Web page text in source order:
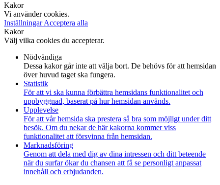
Kakor
Vi använder cookies.
InställningarAcceptera alla
Kakor
Välj vilka cookies du accepterar.
Nödvändiga
Dessa kakor går inte att välja bort. De behövs för att hemsidan
över huvud taget ska fungera.
Statistik
För att vi ska kunna förbättra hemsidans funktionalitet och
uppbyggnad, baserat på hur hemsidan används.
Upplevelse
För att vår hemsida ska prestera så bra som möjligt under ditt
besök. Om du nekar de här kakorna kommer viss
funktionalitet att försvinna från hemsidan.
Marknadsföring
Genom att dela med dig av dina intressen och ditt beteende
när du surfar ökar du chansen att få se personligt anpassat
innehåll och erbjudanden.